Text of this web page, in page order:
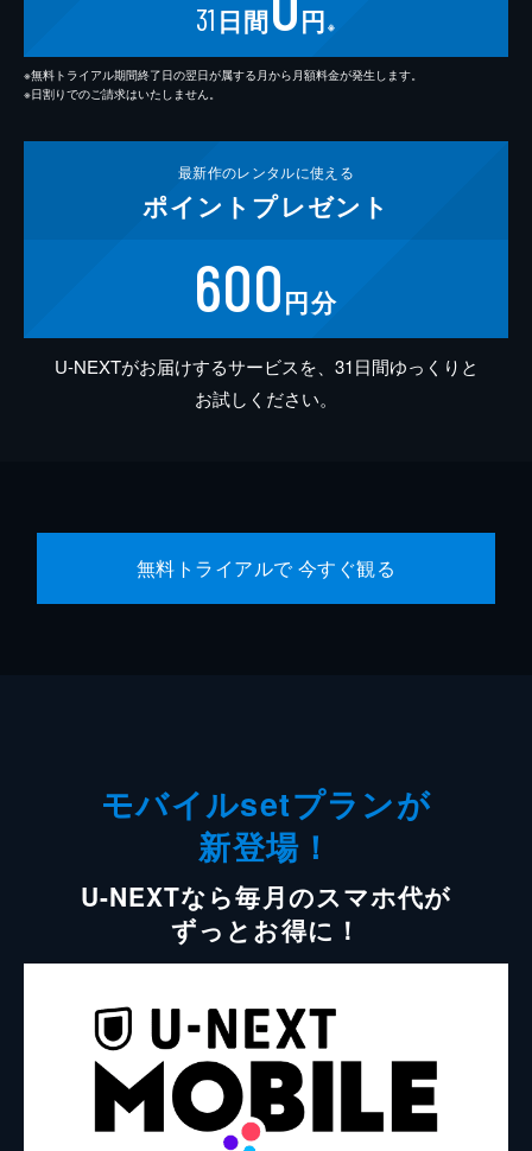
31 日間 円 ※
※無料トライアル期間終了日の翌日が属する月から月額料金が発生します。
※日割りでのご請求はいたしません。
最新作のレンタルに使える
ポイント プレゼント
600円分
U-NEXTがお届けするサービスを、31日間ゆっくりと
お試しください。
無料トライアルで 今すぐ観る
モバイルsetプランが
新登場！
U-NEXTなら毎月のスマホ代が
ずっとお得に！